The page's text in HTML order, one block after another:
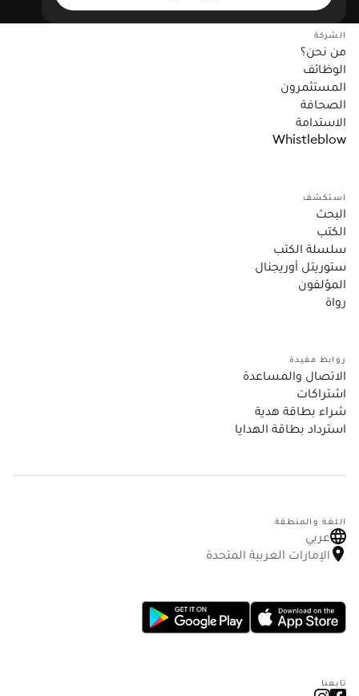
الشركة
من نحن؟
الوظائف
المستثمرون
الصحافة
الاستدامة
Whistleblow
استكشف
البحث
الكتب
سلسلة الكتب
ستوريتل أوريجنال
المؤلفون
رواة
روابط مفيدة
الاتصال والمساعدة
اشتراكات
شراء بطاقة هدية
استرداد بطاقة الهدايا
اللغة والمنطقة
عربي
الإمارات العربية المتحدة
تابعنا